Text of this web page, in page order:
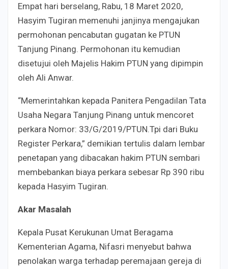
Empat hari berselang, Rabu, 18 Maret 2020,
Hasyim Tugiran memenuhi janjinya mengajukan
permohonan pencabutan gugatan ke PTUN
Tanjung Pinang. Permohonan itu kemudian
disetujui oleh Majelis Hakim PTUN yang dipimpin
oleh Ali Anwar.
“Memerintahkan kepada Panitera Pengadilan Tata
Usaha Negara Tanjung Pinang untuk mencoret
perkara Nomor: 33/G/2019/PTUN.Tpi dari Buku
Register Perkara,” demikian tertulis dalam lembar
penetapan yang dibacakan hakim PTUN sembari
membebankan biaya perkara sebesar Rp 390 ribu
kepada Hasyim Tugiran.
Akar Masalah
Kepala Pusat Kerukunan Umat Beragama
Kementerian Agama, Nifasri menyebut bahwa
penolakan warga terhadap peremajaan gereja di